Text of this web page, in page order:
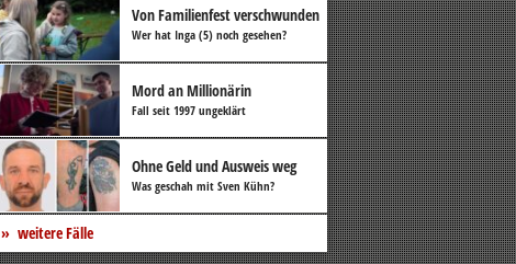
Von Familienfest verschwunden
Wer hat Inga (5) noch gesehen?
Mord an Millionärin
Fall seit 1997 ungeklärt
Ohne Geld und Ausweis weg
Was geschah mit Sven Kühn?
weitere Fälle